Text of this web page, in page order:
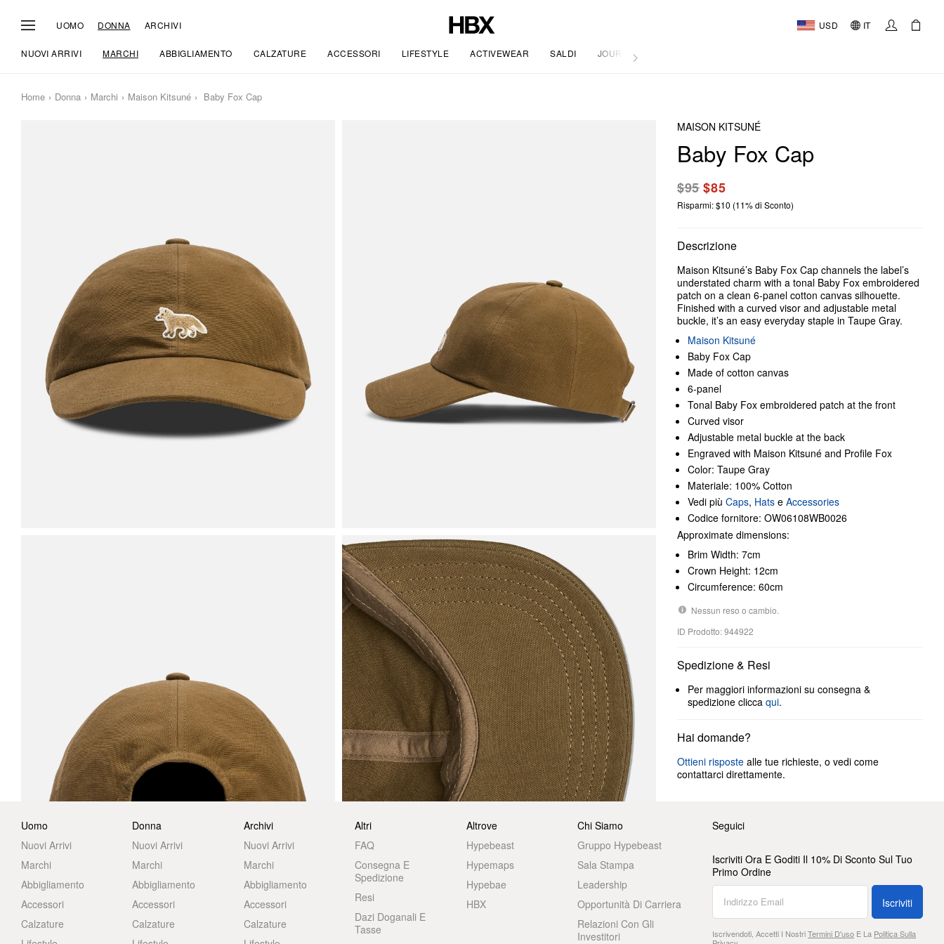
UOMO DONNA ARCHIVI USD IT
NUOVI ARRIVI MARCHI ABBIGLIAMENTO CALZATURE ACCESSORI LIFESTYLE ACTIVEWEAR SALDI JOURNAL
Home Donna Marchi Maison Kitsuné Baby Fox Cap
MAISON KITSUNÉ
Baby Fox Cap
$95$85
Risparmi: $10 (11% di Sconto)
Descrizione
Maison Kitsuné’s Baby Fox Cap channels the label’s
understated charm with a tonal Baby Fox embroidered
patch on a clean 6-panel cotton canvas silhouette.
Finished with a curved visor and adjustable metal
buckle, it’s an easy everyday staple in Taupe Gray.
Maison Kitsuné
Baby Fox Cap
Made of cotton canvas
6-panel
Tonal Baby Fox embroidered patch at the front
Curved visor
Adjustable metal buckle at the back
Engraved with Maison Kitsuné and Profile Fox
Color: Taupe Gray
Materiale: 100% Cotton
Vedi più Caps, Hats e Accessories
Codice fornitore: OW06108WB0026
Approximate dimensions:
Brim Width: 7cm
Crown Height: 12cm
Circumference: 60cm
Nessun reso o cambio.
ID Prodotto: 944922
Spedizione & Resi
Per maggiori informazioni su consegna &
spedizione clicca qui.
Hai domande?
Ottieni risposte alle tue richieste, o vedi come
contattarci direttamente.
Uomo
Nuovi Arrivi
Marchi
Abbigliamento
Accessori
Calzature
Donna
Nuovi Arrivi
Marchi
Abbigliamento
Accessori
Calzature
Archivi
Nuovi Arrivi
Marchi
Abbigliamento
Accessori
Calzature
Altri
FAQ
Consegna E
Spedizione
Resi
Dazi Doganali E
Tasse
Altrove
Hypebeast
Hypemaps
Hypebae
HBX
Chi Siamo
Gruppo Hypebeast
Sala Stampa
Leadership
Opportunità Di Carriera
Relazioni Con Gli
Investitori
Seguici
Iscriviti Ora E Goditi Il 10% Di Sconto Sul Tuo
Primo Ordine
Iscriviti
Iscrivendoti, Accetti I NostriTermini D'usoE La Politica Sulla